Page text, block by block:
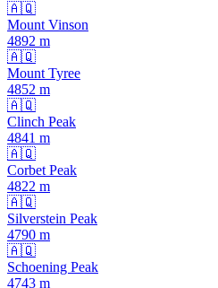
🇦🇶
Mount Vinson
4892 m
🇦🇶
Mount Tyree
4852 m
🇦🇶
Clinch Peak
4841 m
🇦🇶
Corbet Peak
4822 m
🇦🇶
Silverstein Peak
4790 m
🇦🇶
Schoening Peak
4743 m